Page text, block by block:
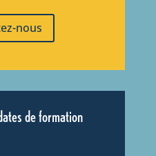
nous
de formation